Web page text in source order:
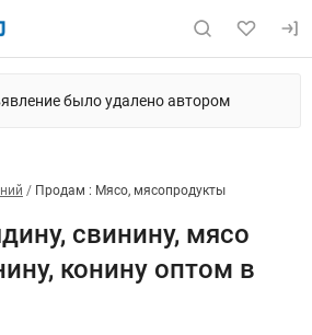
было удалено автором
Продам : Мясо, мясопродукты
свинину, мясо
конину оптом в